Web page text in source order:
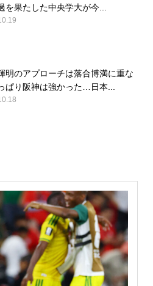
を果たした中央学大が今...
明のアプローチは落合博満に重な
ぱり阪神は強かった…日本...